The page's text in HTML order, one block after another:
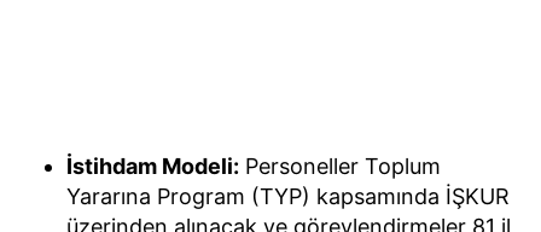
İstihdam Modeli: Personeller Toplum
Yararına Program (TYP) kapsamında İŞKUR
üzerinden alınacak ve görevlendirmeler 81 il